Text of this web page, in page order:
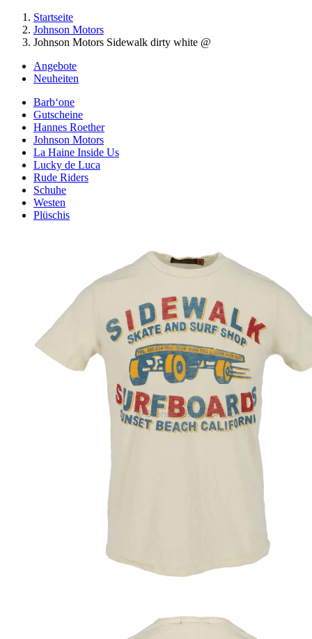
Startseite
Johnson Motors
Johnson Motors Sidewalk dirty white @
Angebote
Neuheiten
Barb‘one
Gutscheine
Hannes Roether
Johnson Motors
La Haine Inside Us
Lucky de Luca
Rude Riders
Schuhe
Westen
Plüschis